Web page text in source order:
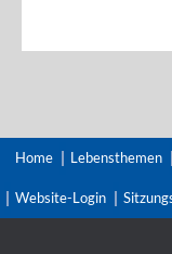
Home Lebensthemen
Website-Login